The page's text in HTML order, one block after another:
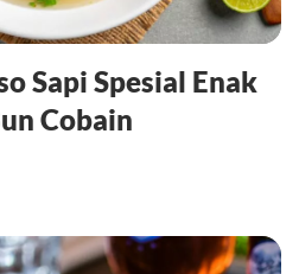
Sapi Spesial Enak
Cobain